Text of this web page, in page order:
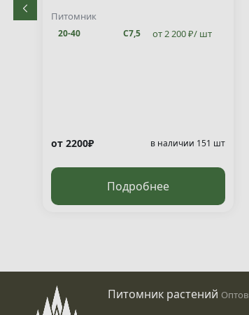
Питомник
20-40 С7,5 от 2 200 ₽/ шт
от 2200₽ в наличии 151 шт
Подробнее
Питомник растений